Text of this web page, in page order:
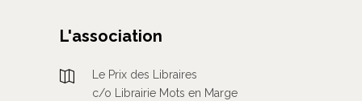
L'association
Le Prix des Libraires
c/o Librairie Mots en Marge